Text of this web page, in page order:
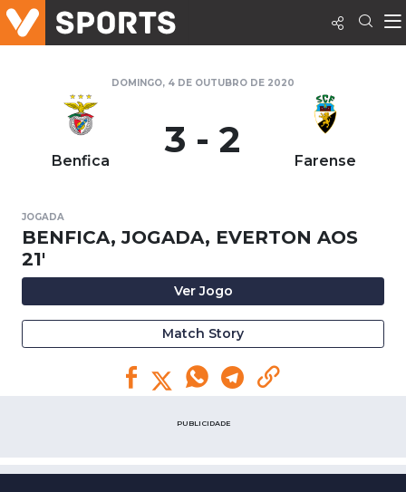
DOMINGO, 4 DE OUTUBRO DE 2020
Benfica 3 - 2 Farense
JOGADA
BENFICA, JOGADA, EVERTON AOS
21'
Ver Jogo
Match Story
PUBLICIDADE